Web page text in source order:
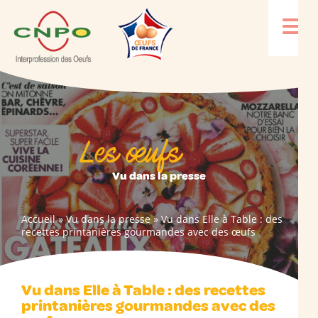
Les œufs
Vu dans la presse
Accueil»Vu dans la presse»Vu dans Elle à Table : des
recettes printanières gourmandes avec des œufs
Vu dans Elle à Table : des recettes
printanières gourmandes avec des